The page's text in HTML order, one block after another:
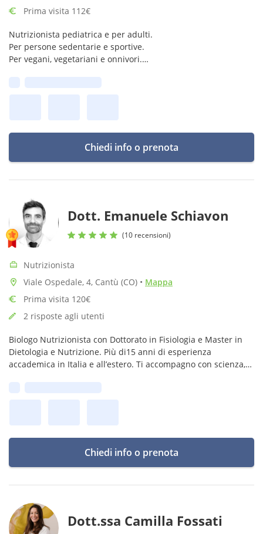
Prima visita 112€
Nutrizionista pediatrica e per adulti.
Per persone sedentarie e sportive.
Per vegani, vegetariani e onnivori.
Chiedi info o prenota
Dott. Emanuele Schiavon
(10 recensioni)
Nutrizionista
Viale Ospedale, 4, Cantù (CO) • Mappa
Prima visita 120€
2 risposte agli utenti
Biologo Nutrizionista con Dottorato in Fisiologia e Master in
Dietologia e Nutrizione. Più di15 anni di esperienza
accademica in Italia e all’estero. Ti accompagno con scienza,
Chiedi info o prenota
Dott.ssa Camilla Fossati